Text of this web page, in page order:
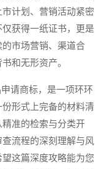
计划、营销活动紧密
获得一纸证书，更是
市场营销、渠道合
和无形资产。
请商标，是一项环环
形式上完备的材料清
准的检索与分类开
流程的深刻理解与风
这篇深度攻略能为您